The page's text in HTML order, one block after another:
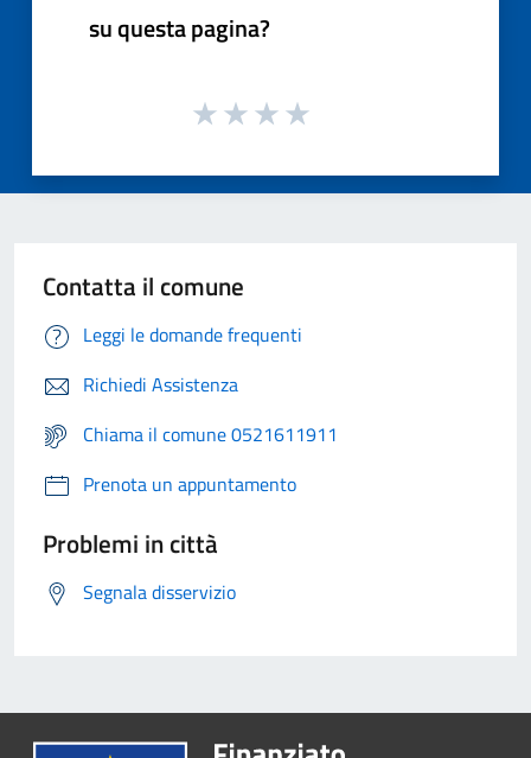
su questa pagina?
Contatta il comune
Leggi le domande frequenti
Richiedi Assistenza
Chiama il comune 0521611911
Prenota un appuntamento
Problemi in città
Segnala disservizio